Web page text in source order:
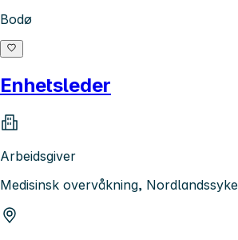
Bodø
Enhetsleder
Arbeidsgiver
Medisinsk overvåkning,